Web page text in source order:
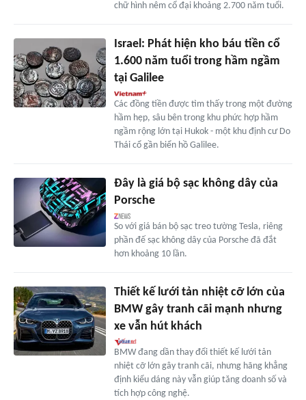
chữ hình nêm cổ đại khoảng 2.700 năm tuổi.
Israel: Phát hiện kho báu tiền cổ
1.600 năm tuổi trong hầm ngầm
tại Galilee
Các đồng tiền được tìm thấy trong một đường
hầm hẹp, sâu bên trong khu phức hợp hầm
ngầm rộng lớn tại Hukok - một khu định cư Do
Thái cổ gần biển hồ Galilee.
Đây là giá bộ sạc không dây của
Porsche
So với giá bán bộ sạc treo tường Tesla, riêng
phần đế sạc không dây của Porsche đã đắt
hơn khoảng 10 lần.
Thiết kế lưới tản nhiệt cỡ lớn của
BMW gây tranh cãi mạnh nhưng
xe vẫn hút khách
BMW đang dần thay đổi thiết kế lưới tản
nhiệt cỡ lớn gây tranh cãi, nhưng hãng khẳng
định kiểu dáng này vẫn giúp tăng doanh số và
tích hợp công nghệ.